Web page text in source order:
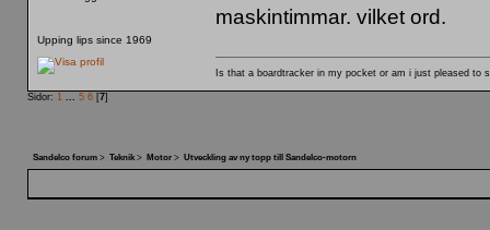
Upping lips since 1969
maskintimmar. vilket ord.
Is that a boardtracker in my pocket or am i just pleased to
Sidor: 1 ... 5 6[7]
Sandelco forum> Teknik> Motor> Utveckling av ny topp till Sandelco-motorn